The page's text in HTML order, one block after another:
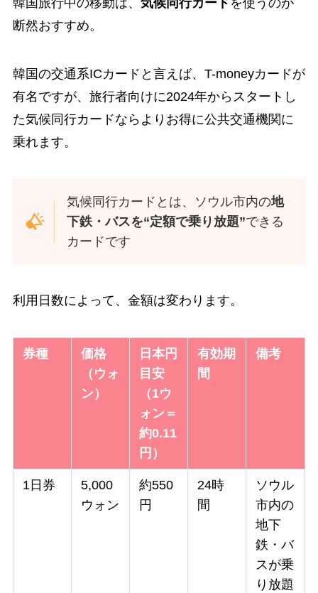
韓国旅行中の移動は、 気候同行カード を使うのが
断然おすすめ。
韓国の交通系ICカードと言えば、T-moneyカードが
有名ですが、旅行者向けに2024年からスタートし
た気候同行カードならよりお得に公共交通機関に
乗れます。
気候同行カードとは、ソウル市内の地
下鉄・バスを“定額で乗り放題”できる
カードです
利用日数によって、金額は変わります。
券種
価格
（ウォ
ン）
日本円
目安
（1ウ
ォン＝
約0.11
円）
有効期
間
備考
1日券
5,000
ウォン
約550
円
24時
間
ソウル
市内の
地下
鉄・バ
スが乗
り放題